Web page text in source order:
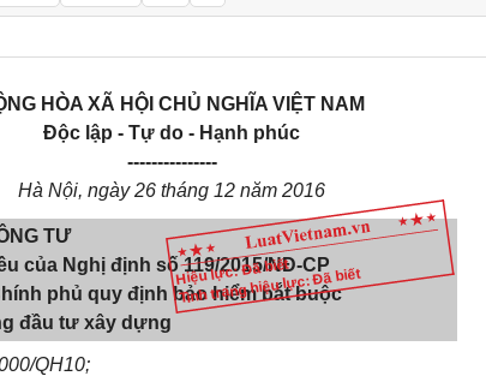
Hiệu lực: Đã biết
Tình trạng hiệu lực: Đã biết
HÒA XÃ HỘI CHỦ NGHĨA VIỆT NAM
Độc lập - Tự do - Hạnh phúc
---------------
Hà Nội, ngày 26 tháng 12 năm 2016
TƯ
của Nghị định số 119/2015/NĐ-CP
phủ quy định bảo hiểm bắt buộc
đầu tư xây dựng
QH10;